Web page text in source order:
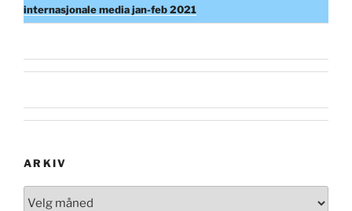
internasjonale media jan-feb 2021
ARKIV